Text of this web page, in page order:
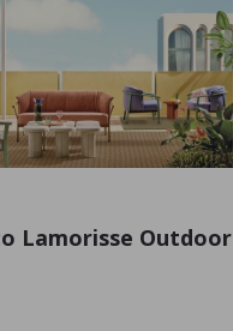
Lamorisse Outdoor